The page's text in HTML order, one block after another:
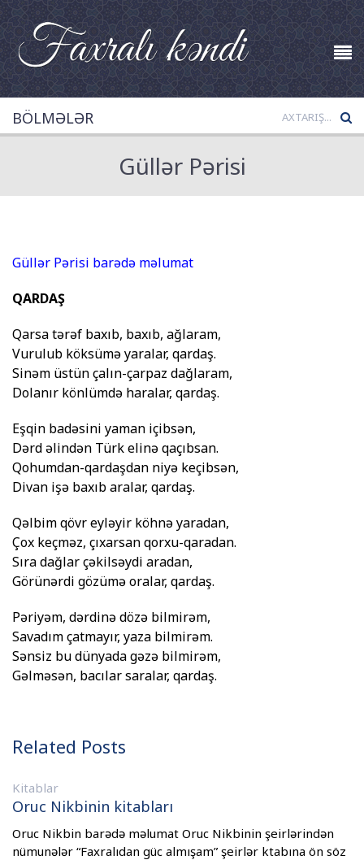
BÖLMƏLƏR
Güllər Pərisi
Güllər Pərisi barədə məlumat
QARDAŞ
Qarsa tərəf baxıb, baxıb, ağlaram,
Vurulub köksümə yaralar, qardaş.
Sinəm üstün çalın-çarpaz dağlaram,
Dolanır könlümdə haralar, qardaş.
Eşqin badəsini yaman içibsən,
Dərd əlindən Türk elinə qaçıbsan.
Qohumdan-qardaşdan niyə keçibsən,
Divan işə baxıb aralar, qardaş.
Qəlbim qövr eyləyir köhnə yaradan,
Çox keçməz, çıxarsan qorxu-qaradan.
Sıra dağlar çəkilsəydi aradan,
Görünərdi gözümə oralar, qardaş.
Pəriyəm, dərdinə dözə bilmirəm,
Savadım çatmayır, yaza bilmirəm.
Sənsiz bu dünyada gəzə bilmirəm,
Gəlməsən, bacılar saralar, qardaş.
Related Posts
Kitablar
Oruc Nikbinin kitabları
Oruc Nikbin barədə məlumat Oruc Nikbinin şeirlərindən
nümunələr “Faxralıdan güc almışam” şeirlər ktabına ön söz